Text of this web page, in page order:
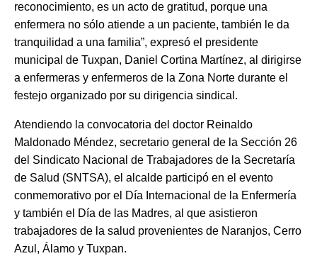
reconocimiento, es un acto de gratitud, porque una
enfermera no sólo atiende a un paciente, también le da
tranquilidad a una familia”, expresó el presidente
municipal de Tuxpan, Daniel Cortina Martínez, al dirigirse
a enfermeras y enfermeros de la Zona Norte durante el
festejo organizado por su dirigencia sindical.
Atendiendo la convocatoria del doctor Reinaldo
Maldonado Méndez, secretario general de la Sección 26
del Sindicato Nacional de Trabajadores de la Secretaría
de Salud (SNTSA), el alcalde participó en el evento
conmemorativo por el Día Internacional de la Enfermería
y también el Día de las Madres, al que asistieron
trabajadores de la salud provenientes de Naranjos, Cerro
Azul, Álamo y Tuxpan.